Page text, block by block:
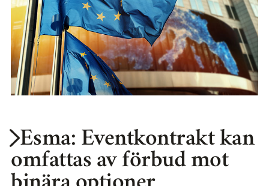
Esma: Eventkontrakt kan
omfattas av förbud mot